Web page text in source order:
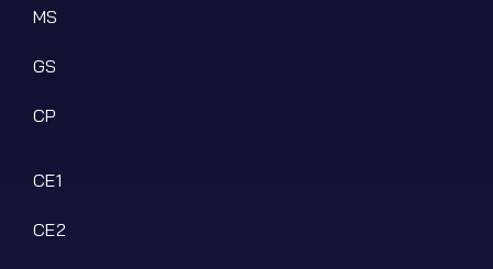
MS
GS
CP
CE1
CE2